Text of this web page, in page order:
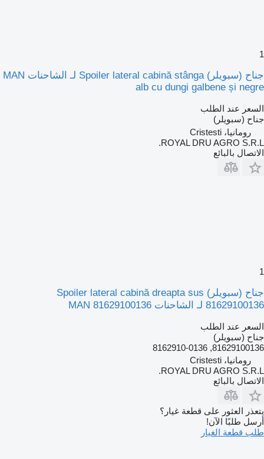
1
جناح (سبويلر) Spoiler lateral cabină stânga لـ الشاحنات MAN
alb cu dungi galbene și negre
السعر عند الطلب
جناح (سبويلر)
رومانيا، Cristesti
ROYAL DRU AGRO S.R.L.
الاتصال بالبائع
1
جناح (سبويلر) Spoiler lateral cabină dreapta sus
81629100136 لـ الشاحنات MAN 81629100136
السعر عند الطلب
جناح (سبويلر)
81629100136, 8162910-0136
رومانيا، Cristesti
ROYAL DRU AGRO S.R.L.
الاتصال بالبائع
يتعذر العثور على قطعة غيار؟
أرسل طلبًا الآن!
طلب قطعة الغيار